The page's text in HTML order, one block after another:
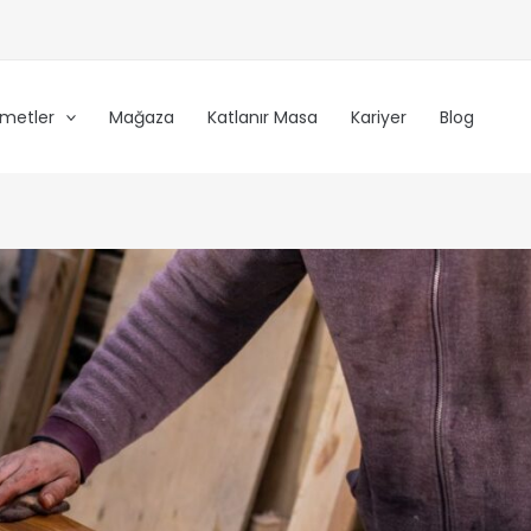
Mağaza Katlanır Masa Kariyer Blog